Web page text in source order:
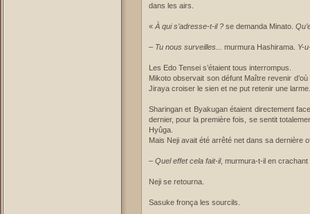
dans les airs.
« À qui s’adresse-t-il ? se demanda Minato.
– Tu nous surveilles... murmura Hashirama. Y-
Les Edo Tensei s’étaient tous interrompus.
Mikoto observait son défunt Maître revenir
Jiraya croiser le sien et ne put retenir une
Sharingan et Byakugan étaient directement
dernier, pour la première fois, se sentit
Hyûga.
Mais Neji avait été arrêté net dans sa dernière
– Quel effet cela fait-il, murmura-t-il en
Neji se retourna.
Sasuke fronça les sourcils.